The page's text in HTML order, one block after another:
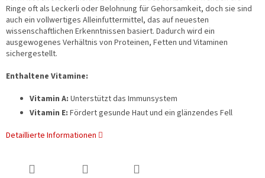
Ringe oft als Leckerli oder Belohnung für Gehorsamkeit, doch sie sind
auch ein vollwertiges Alleinfuttermittel, das auf neuesten
wissenschaftlichen Erkenntnissen basiert. Dadurch wird ein
ausgewogenes Verhältnis von Proteinen, Fetten und Vitaminen
sichergestellt.
Enthaltene Vitamine:
Vitamin A: Unterstützt das Immunsystem
Vitamin E: Fördert gesunde Haut und ein glänzendes Fell
Detaillierte Informationen